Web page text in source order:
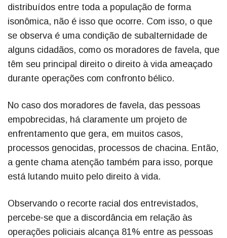
distribuídos entre toda a população de forma
isonômica, não é isso que ocorre. Com isso, o que
se observa é uma condição de subalternidade de
alguns cidadãos, como os moradores de favela, que
têm seu principal direito o direito à vida ameaçado
durante operações com confronto bélico.
No caso dos moradores de favela, das pessoas
empobrecidas, há claramente um projeto de
enfrentamento que gera, em muitos casos,
processos genocidas, processos de chacina. Então,
a gente chama atenção também para isso, porque
está lutando muito pelo direito à vida.
Observando o recorte racial dos entrevistados,
percebe-se que a discordância em relação às
operações policiais alcança 81% entre as pessoas